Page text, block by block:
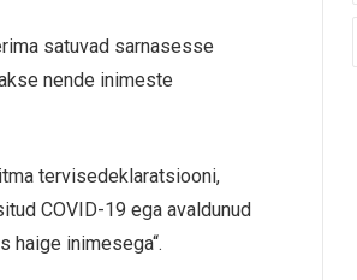
satuvad sarnasesse
nende inimeste
tervisedeklaratsiooni,
COVID-19 ega avaldunud
haige inimesega“.